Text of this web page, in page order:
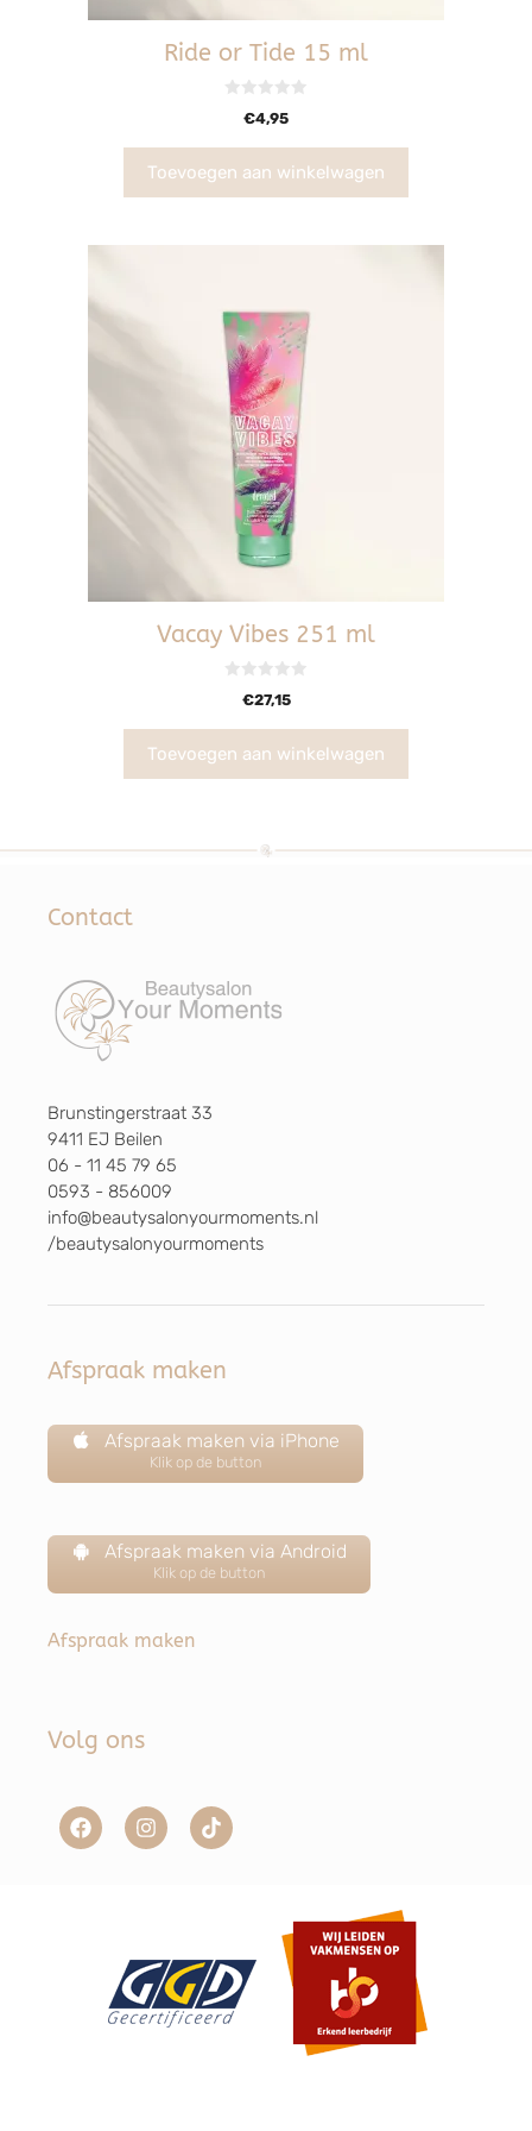
Ride or Tide 15 ml
n
5
€4,95
Toevoegen aan winkelwagen
Vacay Vibes 251 ml
n
5
€27,15
Toevoegen aan winkelwagen
Contact
Brunstingerstraat 33
9411 EJ Beilen
06 - 11 45 79 65
0593 - 856009
info@beautysalonyourmoments.nl
/beautysalonyourmoments
Afspraak maken
Afspraak maken via iPhone
Klik op de button
Afspraak maken via Android
Klik op de button
Afspraak maken
Volg ons